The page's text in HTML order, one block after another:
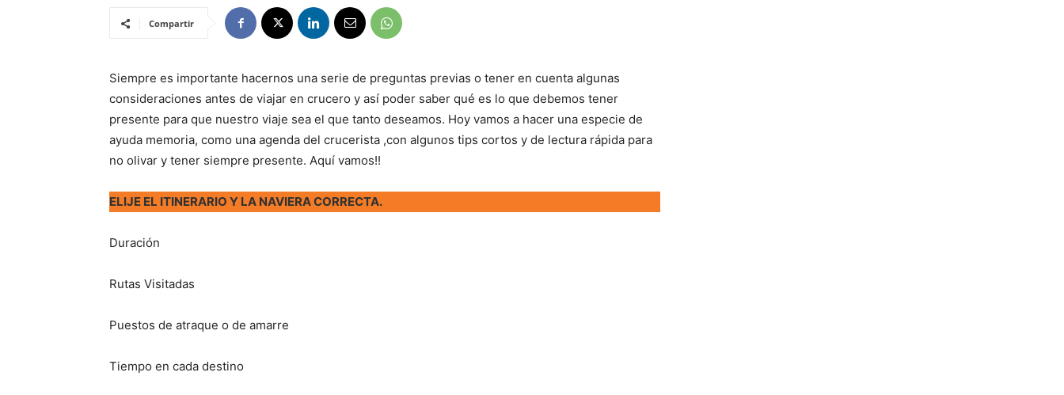
Compartir
Siempre es importante hacernos una serie de preguntas previas o tener en cuenta algunas
consideraciones antes de viajar en crucero y así poder saber qué es lo que debemos tener
presente para que nuestro viaje sea el que tanto deseamos. Hoy vamos a hacer una especie de
ayuda memoria, como una agenda del crucerista ,con algunos tips cortos y de lectura rápida para
no olivar y tener siempre presente. Aquí vamos!!
ELIJE EL ITINERARIO Y LA NAVIERA CORRECTA.
Duración
Rutas Visitadas
Puestos de atraque o de amarre
Tiempo en cada destino